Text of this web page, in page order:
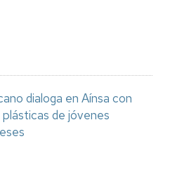
dialoga en Aínsa con
de jóvenes